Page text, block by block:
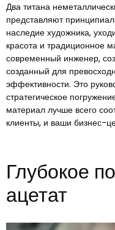
Два титана
представляют
наследие художника,
красота и традиционное
современный инженер,
созданный для
эффективности. Это
стратегическое
материал лучше всего
клиенты, и ваши бизнес-
Глубокое
ацетат